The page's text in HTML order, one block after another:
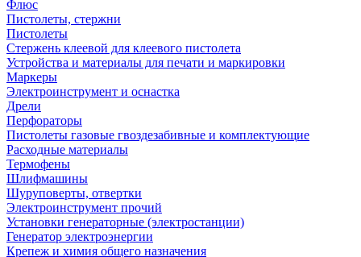
Флюс
Пистолеты, стержни
Пистолеты
Стержень клеевой для клеевого пистолета
Устройства и материалы для печати и маркировки
Маркеры
Электроинструмент и оснастка
Дрели
Перфораторы
Пистолеты газовые гвоздезабивные и комплектующие
Расходные материалы
Термофены
Шлифмашины
Шуруповерты, отвертки
Электроинструмент прочий
Установки генераторные (электростанции)
Генератор электроэнергии
Крепеж и химия общего назначения